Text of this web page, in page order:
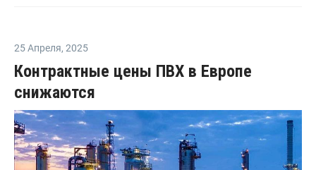
25 Апреля, 2025
Контрактные цены ПВХ в Европе
снижаются